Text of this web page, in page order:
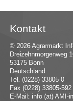
Kontakt
© 2026 Agrarmarkt
Dreizehnmorgenweg
53175 Bonn
Deutschland
Tel. (0228) 33805-0
Fax (0228) 33805-592
E-Mail: info (at) AMI-